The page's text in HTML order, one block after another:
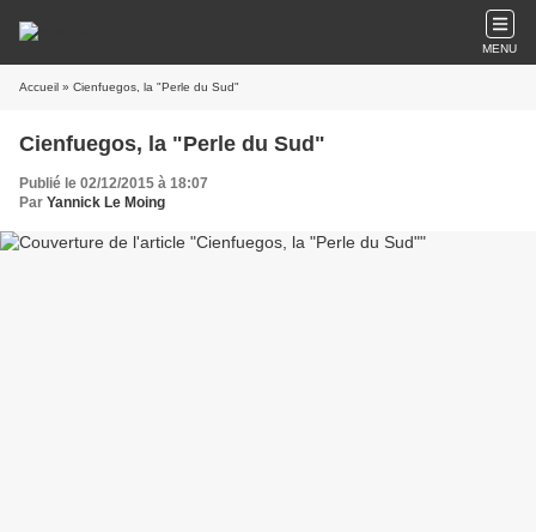
MENU
Accueil » Cienfuegos, la "Perle du Sud"
Cienfuegos, la "Perle du Sud"
Publié le 02/12/2015 à 18:07
Par Yannick Le Moing